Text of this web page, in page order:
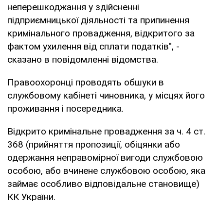
неперешкоджання у здійсненні
підприємницької діяльності та припинення
кримінального провадження, відкритого за
фактом ухилення від сплати податків", -
сказано в повідомленні відомства.
Правоохоронці проводять обшуки в
службовому кабінеті чиновника, у місцях його
проживання і посередника.
Відкрито кримінальне провадження за ч. 4 ст.
368 (прийняття пропозиції, обіцянки або
одержання неправомірної вигоди службовою
особою, або вчинене службовою особою, яка
займає особливо відповідальне становище)
КК України.